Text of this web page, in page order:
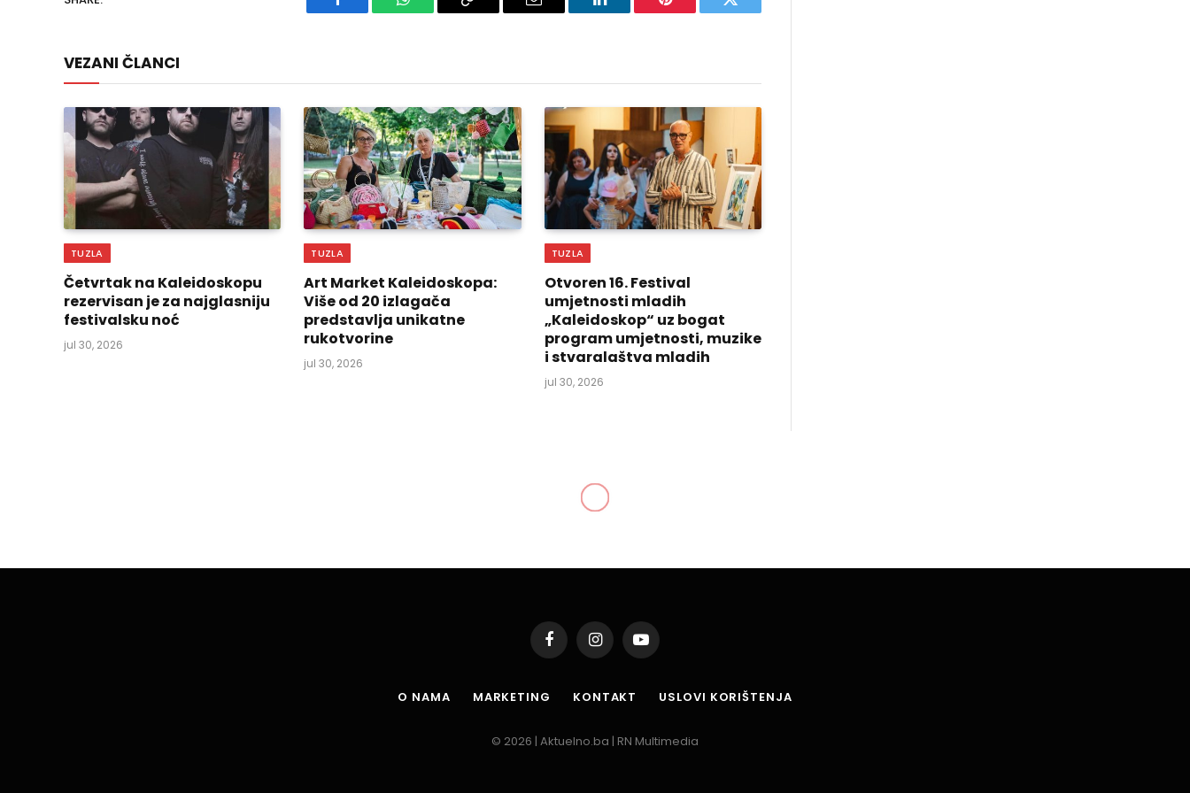
Facebook WhatsAppCopy
Email LinkedIn Pinterest Twitter
VEZANI ČLANCI
TUZLA
Četvrtak na Kaleidoskopu
rezervisan je za najglasniju
festivalsku noć
jul 30, 2026
TUZLA
Art Market Kaleidoskopa:
Više od 20 izlagača
predstavlja unikatne
rukotvorine
jul 30, 2026
TUZLA
Otvoren 16. Festival
umjetnosti mladih
„Kaleidoskop“ uz bogat
program umjetnosti, muzike
i stvaralaštva mladih
jul 30, 2026
FacebookInstagramYouTube
O NAMA MARKETING KONTAKT USLOVI KORIŠTENJA
© 2026 | Aktuelno.ba | RN Multimedia